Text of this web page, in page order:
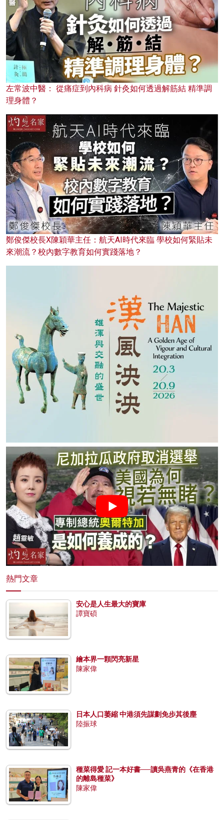
左常波中醫： 從痛症到內科病 針灸如何透過解筋結 精準調
理身體？
鄭俊傑校長X陳穎華主任：航天AI時代來臨 學校如何緊貼未
來潮流？校內數字教育如何實踐落地？
熱門文章
安心是人生最大的寶庫
譚寶碩
繪本界一顆閃亮新星
陳家偉
日本人口萎縮 中港須先謀劃免步其後塵
陸振球
種菜得愛 記一本好書──讀吳燕青的《在香港
的離島種菜》
陳家偉